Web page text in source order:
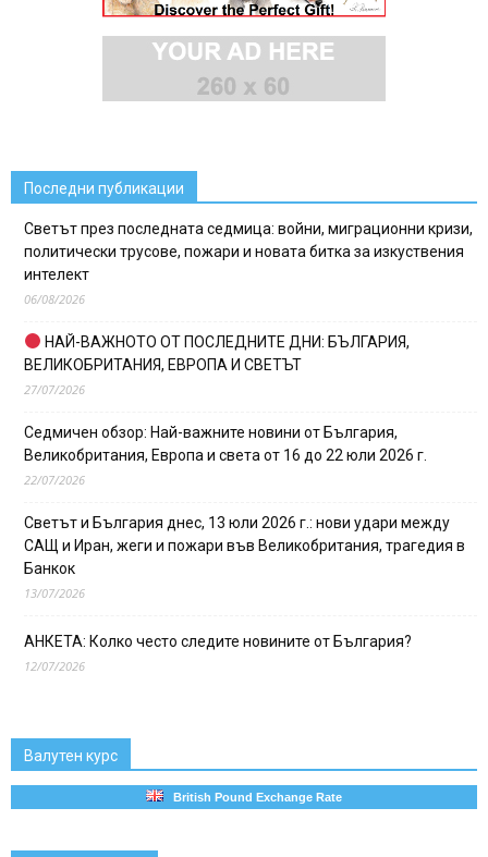
Последни публикации
Светът през последната седмица: войни, миграционни кризи,
политически трусове, пожари и новата битка за изкуствения
интелект
06/08/2026
НАЙ-ВАЖНОТО ОТ ПОСЛЕДНИТЕ ДНИ: БЪЛГАРИЯ,
ВЕЛИКОБРИТАНИЯ, ЕВРОПА И СВЕТЪТ
27/07/2026
Седмичен обзор: Най-важните новини от България,
Великобритания, Европа и света от 16 до 22 юли 2026 г.
22/07/2026
Светът и България днес, 13 юли 2026 г.: нови удари между
САЩ и Иран, жеги и пожари във Великобритания, трагедия в
Банкок
13/07/2026
АНКЕТА: Колко често следите новините от България?
12/07/2026
Валутен курс
British Pound Exchange Rate